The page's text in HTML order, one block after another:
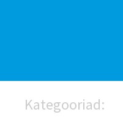
Kategooriad: